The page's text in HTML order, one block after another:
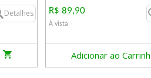
Detalhes R$ 89,90
À vista
Adicionar ao